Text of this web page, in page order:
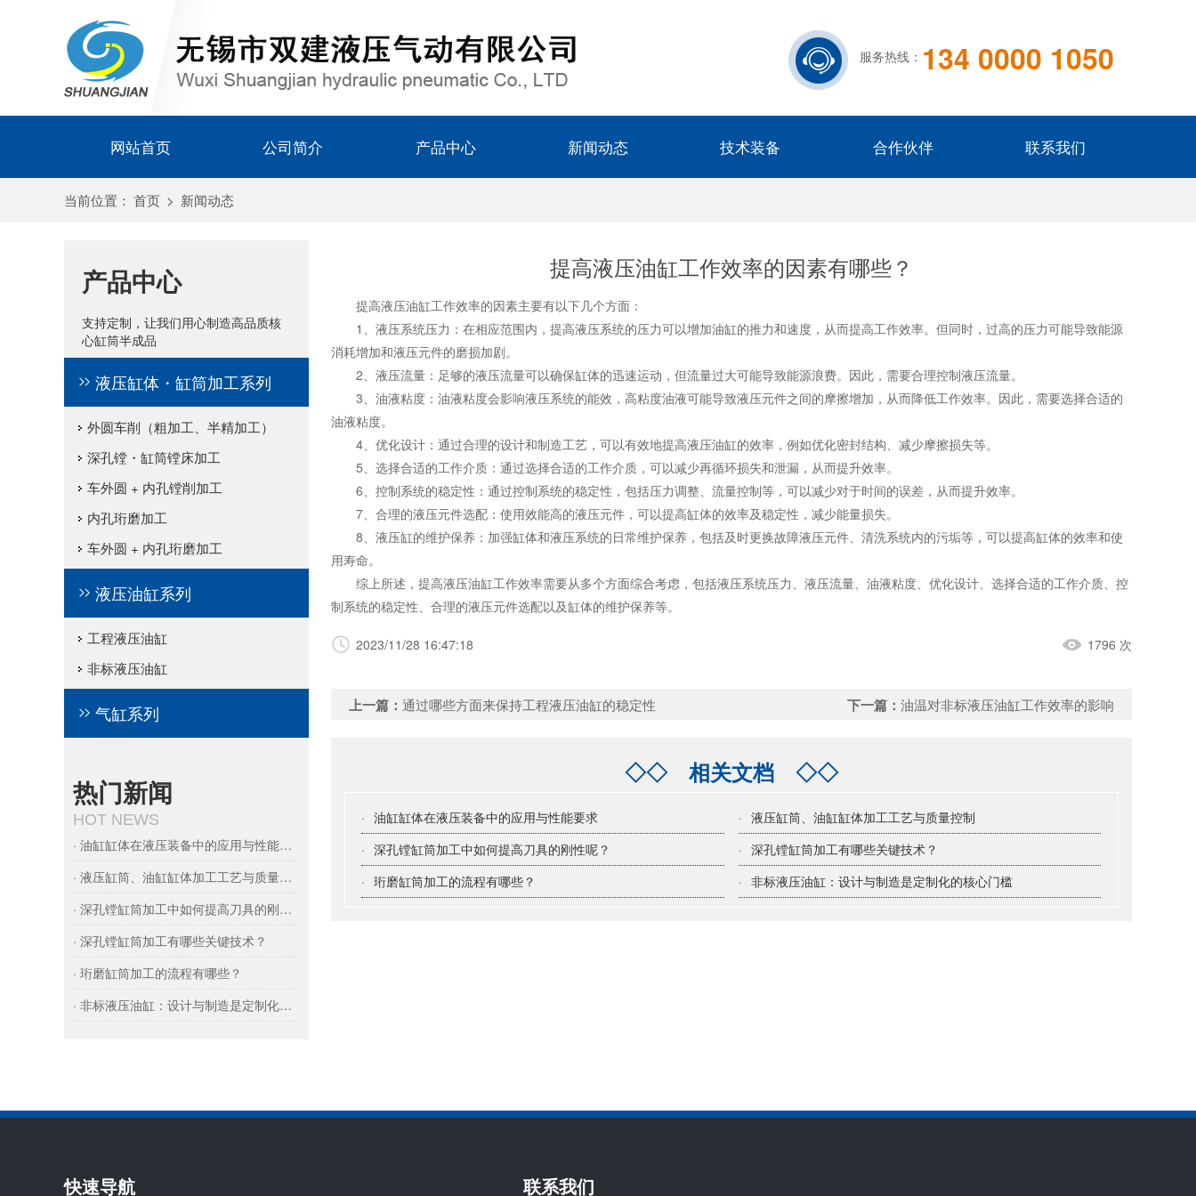
服务热线： 134 0000 1050
网站首页 公司简介 产品中心 新闻动态 技术装备 合作伙伴 联系我们
当前位置： 首页 > 新闻动态
产品中心
支持定制，让我们用心制造高品质核
心缸筒半成品
液压缸体・缸筒加工系列
外圆车削（粗加工、半精加工）
深孔镗・缸筒镗床加工
车外圆 + 内孔镗削加工
内孔珩磨加工
车外圆 + 内孔珩磨加工
液压油缸系列
工程液压油缸
非标液压油缸
气缸系列
热门新闻
HOT NEWS
· 油缸缸体在液压装备中的应用与性能要求
· 液压缸筒、油缸缸体加工工艺与质量控制
· 深孔镗缸筒加工中如何提高刀具的刚性呢？
· 深孔镗缸筒加工有哪些关键技术？
· 珩磨缸筒加工的流程有哪些？
· 非标液压油缸：设计与制造是定制化的核心门槛
提高液压油缸工作效率的因素有哪些？
提高液压油缸工作效率的因素主要有以下几个方面：
1、液压系统压力：在相应范围内，提高液压系统的压力可以增加油缸的推力和速度，从而提高工作效率。但同时，过高的压力可能导致能源
消耗增加和液压元件的磨损加剧。
2、液压流量：足够的液压流量可以确保缸体的迅速运动，但流量过大可能导致能源浪费。因此，需要合理控制液压流量。
3、油液粘度：油液粘度会影响液压系统的能效，高粘度油液可能导致液压元件之间的摩擦增加，从而降低工作效率。因此，需要选择合适的
油液粘度。
4、优化设计：通过合理的设计和制造工艺，可以有效地提高液压油缸的效率，例如优化密封结构、减少摩擦损失等。
5、选择合适的工作介质：通过选择合适的工作介质，可以减少再循环损失和泄漏，从而提升效率。
6、控制系统的稳定性：通过控制系统的稳定性，包括压力调整、流量控制等，可以减少对于时间的误差，从而提升效率。
7、合理的液压元件选配：使用效能高的液压元件，可以提高缸体的效率及稳定性，减少能量损失。
8、液压缸的维护保养：加强缸体和液压系统的日常维护保养，包括及时更换故障液压元件、清洗系统内的污垢等，可以提高缸体的效率和使
用寿命。
综上所述，提高液压油缸工作效率需要从多个方面综合考虑，包括液压系统压力、液压流量、油液粘度、优化设计、选择合适的工作介质、控
制系统的稳定性、合理的液压元件选配以及缸体的维护保养等。
2023/11/28 16:47:18 1796 次
上一篇： 通过哪些方面来保持工程液压油缸的稳定性 下一篇： 油温对非标液压油缸工作效率的影响
◇◇相关文档 ◇◇
· 油缸缸体在液压装备中的应用与性能要求 · 液压缸筒、油缸缸体加工工艺与质量控制
· 深孔镗缸筒加工中如何提高刀具的刚性呢？ · 深孔镗缸筒加工有哪些关键技术？
· 珩磨缸筒加工的流程有哪些？ · 非标液压油缸：设计与制造是定制化的核心门槛
快速导航 联系我们